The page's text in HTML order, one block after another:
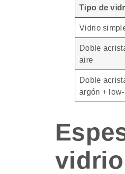
Tipo de
Vidrio
Doble
aire
Doble
argón +
vidrio